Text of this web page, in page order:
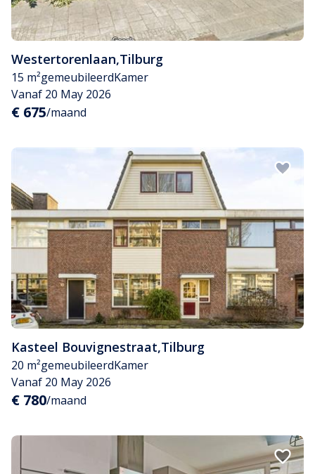
Westertorenlaan,Tilburg
15 m²gemeubileerdKamer
Vanaf 20 May 2026
€ 675/maand
Kasteel Bouvignestraat,Tilburg
20 m²gemeubileerdKamer
Vanaf 20 May 2026
€ 780/maand